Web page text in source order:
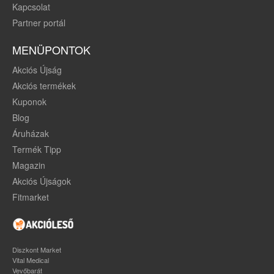
Kapcsolat
Partner portál
MENÜPONTOK
Akciós Újság
Akciós termékek
Kuponok
Blog
Áruházak
Termék Tipp
Magazin
Akciós Újságok
Fitmarket
Diszkont Market
Vital Medical
Vevőbarát